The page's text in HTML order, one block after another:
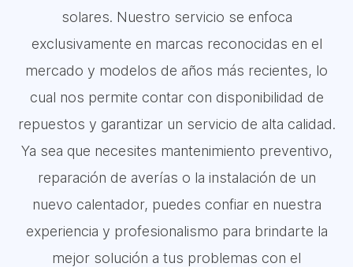
solares. Nuestro servicio se enfoca
exclusivamente en marcas reconocidas en el
mercado y modelos de años más recientes, lo
cual nos permite contar con disponibilidad de
repuestos y garantizar un servicio de alta calidad.
Ya sea que necesites mantenimiento preventivo,
reparación de averías o la instalación de un
nuevo calentador, puedes confiar en nuestra
experiencia y profesionalismo para brindarte la
mejor solución a tus problemas con el